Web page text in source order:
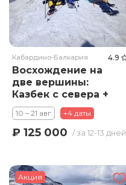
Кабардино-Балкария 4.9
Восхождение на
две вершины:
Казбек с севера +
Эльбрус. Тариф
Премиум
10 – 21 авг +4 даты
₽ 125 000 / за 12-13 дней
Акция